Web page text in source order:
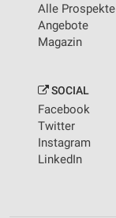
Alle Prospekte
Angebote
Magazin
SOCIAL
Facebook
Twitter
Instagram
LinkedIn